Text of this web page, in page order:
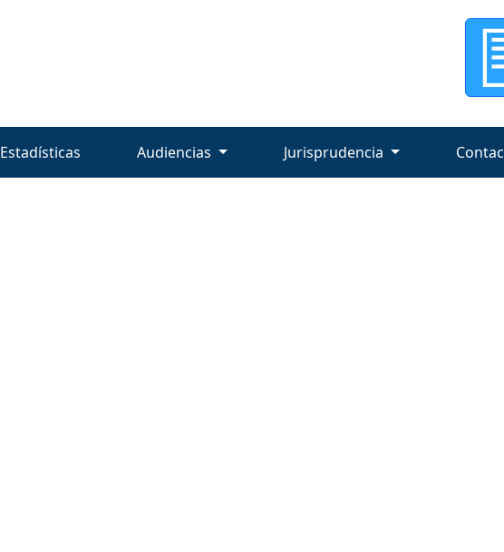
Estadísticas Audiencias Jurisprudencia